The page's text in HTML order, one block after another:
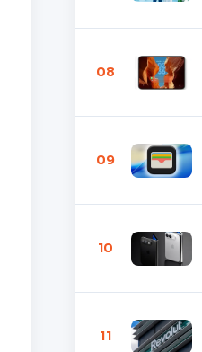
08
09
10
11